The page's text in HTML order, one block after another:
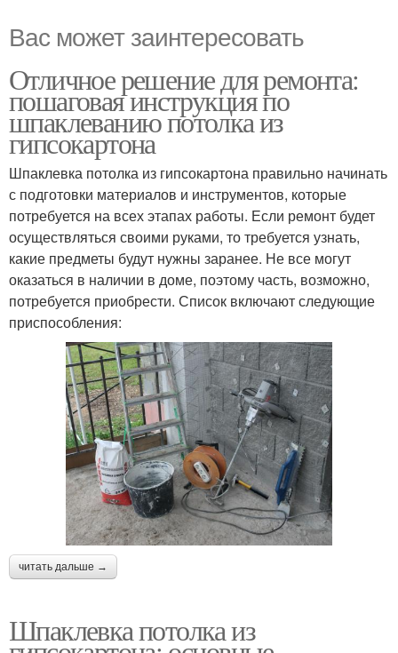
Вас может заинтересовать
Отличное решение для ремонта:
пошаговая инструкция по
шпаклеванию потолка из
гипсокартона
Шпаклевка потолка из гипсокартона правильно начинать
с подготовки материалов и инструментов, которые
потребуется на всех этапах работы. Если ремонт будет
осуществляться своими руками, то требуется узнать,
какие предметы будут нужны заранее. Не все могут
оказаться в наличии в доме, поэтому часть, возможно,
потребуется приобрести. Список включают следующие
приспособления:
читать дальше →
Шпаклевка потолка из